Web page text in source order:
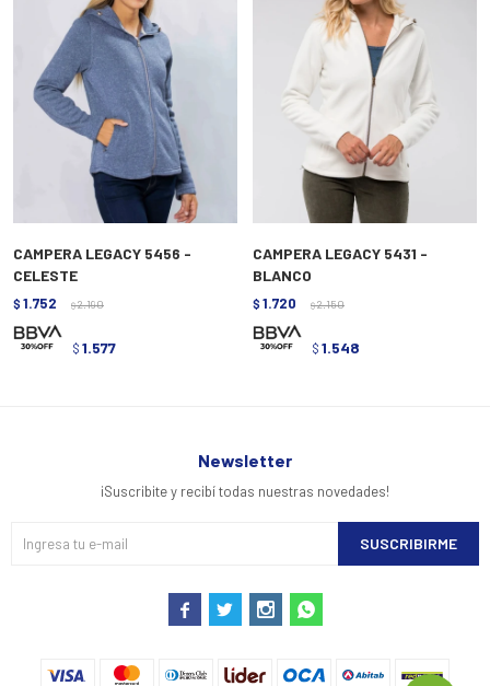
CAMPERA LEGACY 5456 -
CELESTE
$ 1.752 $ 2.190
$ 1.577
CAMPERA LEGACY 5431 -
BLANCO
$ 1.720 $ 2.150
$ 1.548
Newsletter
¡Suscribite y recibí todas nuestras novedades!
SUSCRIBIRME
   